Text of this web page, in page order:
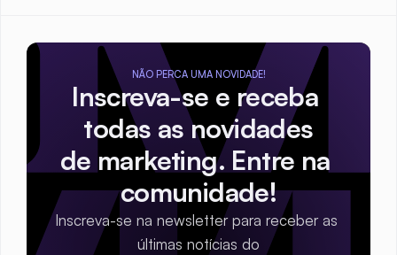
NÃO PERCA UMA NOVIDADE!
Inscreva-se e receba
todas as novidades
de marketing. Entre na
comunidade!
Inscreva-se na newsletter para receber as
últimas notícias do